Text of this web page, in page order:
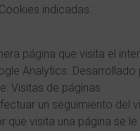
indicadas:
página que visita el
Analytics.
Visitas de páginas
un seguimiento
que visita una página se